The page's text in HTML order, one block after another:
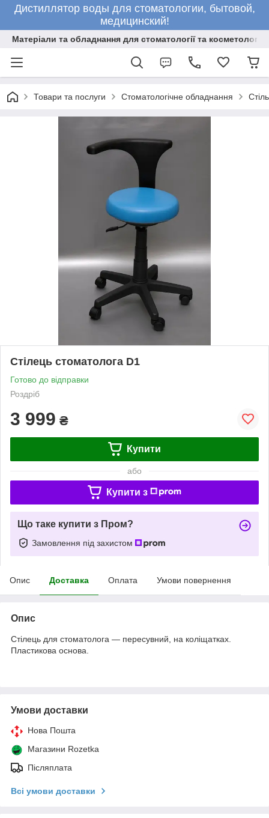
Дистиллятор воды для стоматологии, бытовой,
медицинский!
Матеріали та обладнання для стоматології та косметології
Товари та послуги Стоматологічне обладнання
Стілець стоматолога D1
Готово до відправки
Роздріб
3 999 ₴
Купити
або
Купити з
Що таке купити з Пром?
Замовлення під захистом
Опис Доставка Оплата Умови повернення
Опис
Стілець для стоматолога — пересувний, на коліщатках.
Пластикова основа.
Умови доставки
Нова Пошта
Магазини Rozetka
Післяплата
Всі умови доставки